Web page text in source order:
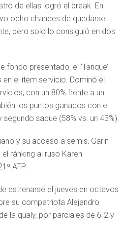
de ellas logró el break. En
ocho chances de quedarse
pero solo lo consiguió en dos
presentado, el ‘Tanque’
el ítem servicio. Dominó el
con un 80% frente a un
los puntos ganados con el
segundo saque (58% vs. un 43%).
y su acceso a semis, Garin
ránking al ruso Karen
ATP.
estrenarse el jueves en octavos
su compatriota Alejandro
la qualy, por parciales de 6-2 y